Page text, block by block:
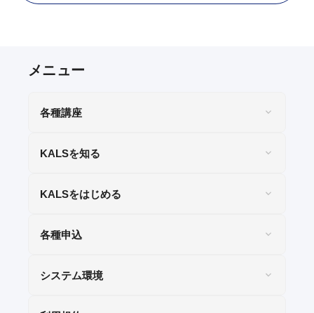
各種講座
KALSを知る
KALSをはじめる
各種申込
システム環境